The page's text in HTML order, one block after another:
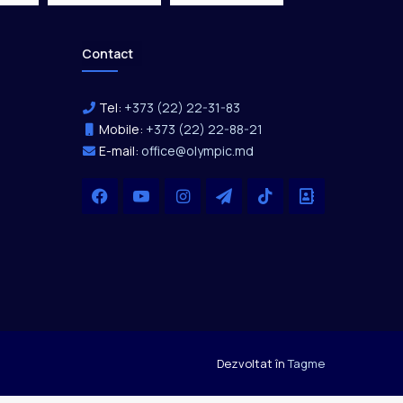
Contact
Tel: +373 (22) 22-31-83
Mobile: +373 (22) 22-88-21
E-mail: office@olympic.md
FacebookYouTubeInstagramTelegram
TikTok
Dezvoltat înTagme